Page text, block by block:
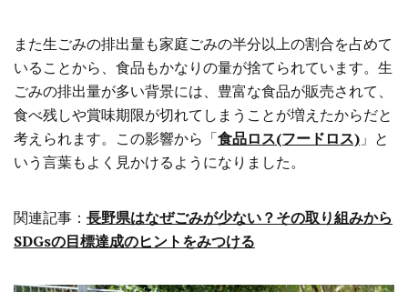
また生ごみの排出量も家庭ごみの半分以上の割合を占めて
いることから、食品もかなりの量が捨てられています。生
ごみの排出量が多い背景には、豊富な食品が販売されて、
食べ残しや賞味期限が切れてしまうことが増えたからだと
考えられます。この影響から「食品ロス(フードロス) 」と
いう言葉もよく見かけるようになりました。
関連記事： 長野県はなぜごみが少ない？その取り組みから
SDGsの目標達成のヒントをみつける